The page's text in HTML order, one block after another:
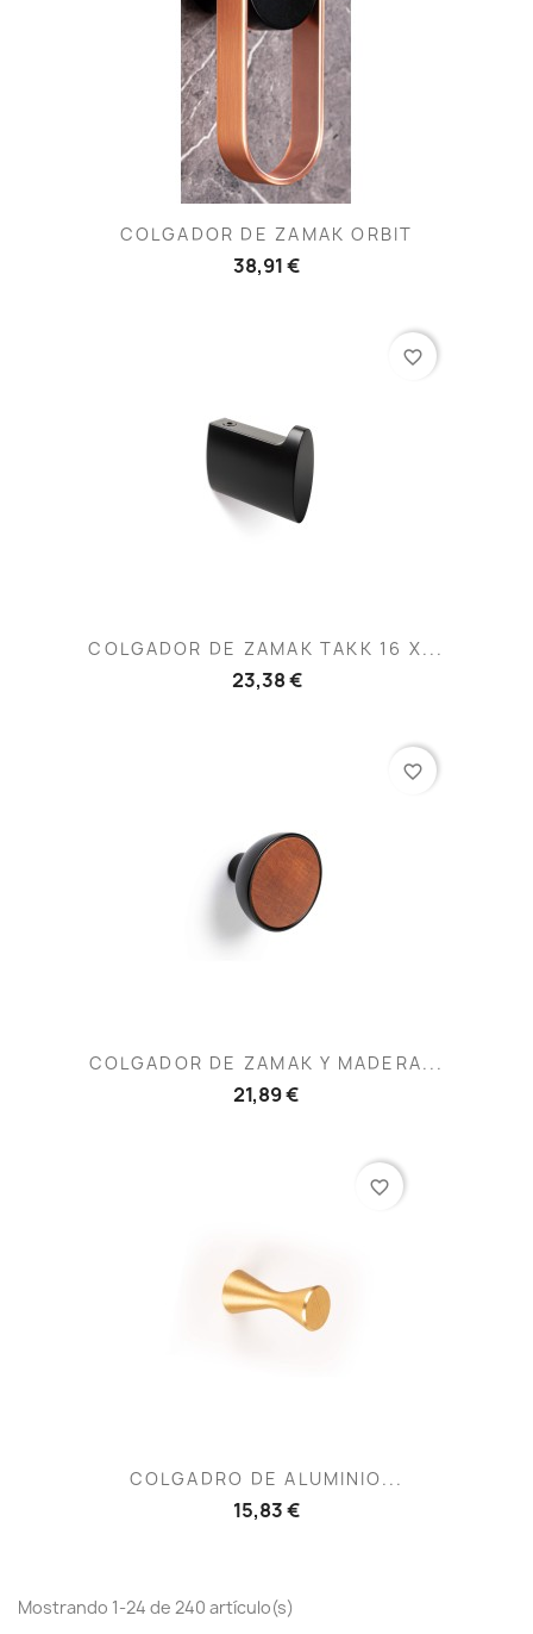
COLGADOR DE ZAMAK ORBIT
38,91 €
COLGADOR DE ZAMAK TAKK 16 X...
23,38 €
favorite_border
COLGADOR DE ZAMAK Y MADERA...
21,89 €
favorite_border
COLGADRO DE ALUMINIO...
15,83 €
favorite_border
Mostrando 1-24 de 240 artículo(s)